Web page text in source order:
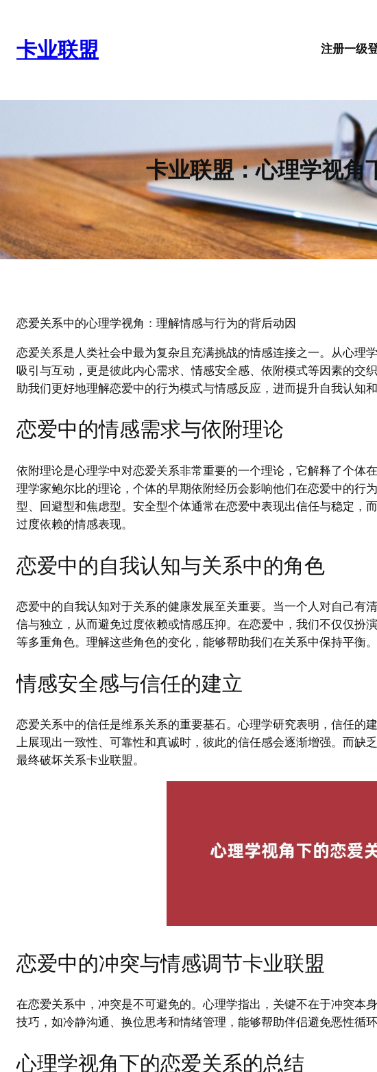
卡业联盟 注册一级
卡业联盟：心理学视角
恋爱关系中的心理学视角：理解情感与行为的背后动因
恋爱关系是人类社会中最为复杂且充满挑战的情感连接之一。从心理
吸引与互动，更是彼此内心需求、情感安全感、依附模式等因素的交
助我们更好地理解恋爱中的行为模式与情感反应，进而提升自我认知和
恋爱中的情感需求与依附理论
依附理论是心理学中对恋爱关系非常重要的一个理论，它解释了个体
理学家鲍尔比的理论，个体的早期依附经历会影响他们在恋爱中的行
型、回避型和焦虑型。安全型个体通常在恋爱中表现出信任与稳定，
过度依赖的情感表现。
恋爱中的自我认知与关系中的角色
恋爱中的自我认知对于关系的健康发展至关重要。当一个人对自己有
信与独立，从而避免过度依赖或情感压抑。在恋爱中，我们不仅仅扮
等多重角色。理解这些角色的变化，能够帮助我们在关系中保持平衡。
情感安全感与信任的建立
恋爱关系中的信任是维系关系的重要基石。心理学研究表明，信任的
上展现出一致性、可靠性和真诚时，彼此的信任感会逐渐增强。而缺
最终破坏关系卡业联盟。
恋爱中的冲突与情感调节卡业联盟
在恋爱关系中，冲突是不可避免的。心理学指出，关键不在于冲突本
技巧，如冷静沟通、换位思考和情绪管理，能够帮助伴侣避免恶性循
心理学视角下的恋爱关系的总结